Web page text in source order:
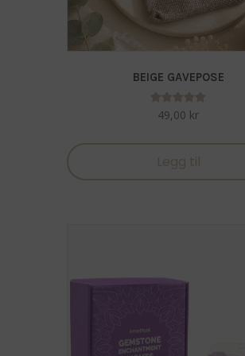
BEIGE GAVEPOSE
Vurdert
5.00
49,00 kr
Legg til